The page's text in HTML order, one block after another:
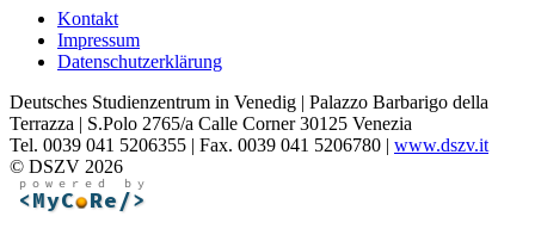
Kontakt
Impressum
Datenschutzerklärung
Deutsches Studienzentrum in Venedig | Palazzo Barbarigo della
Terrazza | S.Polo 2765/a Calle Corner 30125 Venezia
Tel. 0039 041 5206355 | Fax. 0039 041 5206780 | www.dszv.it
© DSZV 2026